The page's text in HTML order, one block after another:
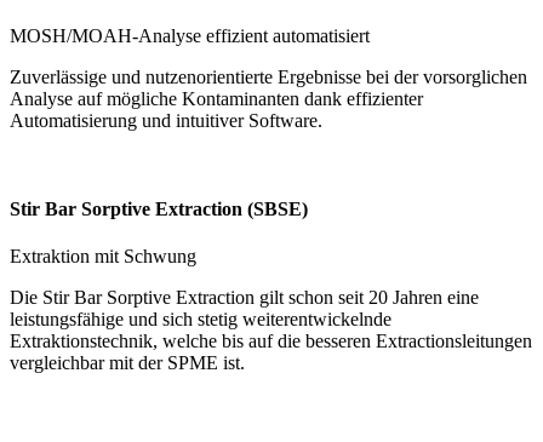
MOSH/MOAH-Analyse effizient automatisiert
Zuverlässige und nutzenorientierte Ergebnisse bei der vorsorglichen
Analyse auf mögliche Kontaminanten dank effizienter
Automatisierung und intuitiver Software.
Stir Bar Sorptive Extraction (SBSE)
Extraktion mit Schwung
Die Stir Bar Sorptive Extraction gilt schon seit 20 Jahren eine
leistungsfähige und sich stetig weiterentwickelnde
Extraktionstechnik, welche bis auf die besseren Extractionsleitungen
vergleichbar mit der SPME ist.